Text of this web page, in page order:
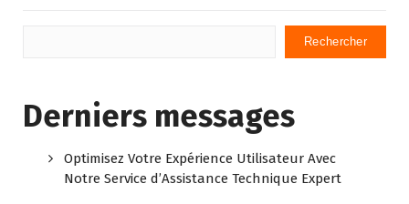
Rechercher
Derniers messages
Optimisez Votre Expérience Utilisateur Avec
Notre Service d’Assistance Technique Expert